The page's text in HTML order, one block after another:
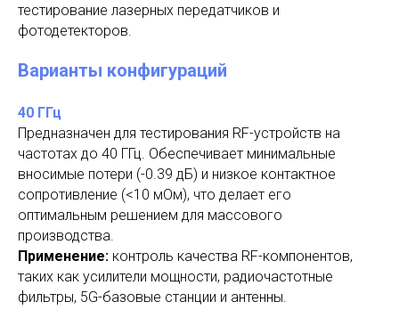
тестирование лазерных передатчиков и
фотодетекторов.
Варианты конфигураций
40 ГГц
Предназначен для тестирования RF-устройств на
частотах до 40 ГГц. Обеспечивает минимальные
вносимые потери (-0.39 дБ) и низкое контактное
сопротивление (<10 мОм), что делает его
оптимальным решением для массового
производства.
Применение: контроль качества RF-компонентов,
таких как усилители мощности, радиочастотные
фильтры, 5G-базовые станции и антенны.